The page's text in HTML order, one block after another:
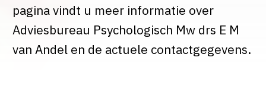
pagina vindt u meer informatie over
Adviesbureau Psychologisch Mw drs E M
van Andel en de actuele contactgegevens.